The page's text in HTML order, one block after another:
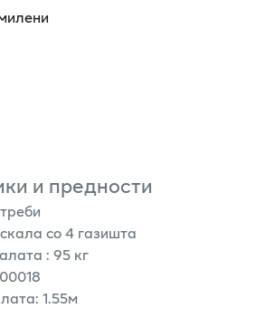
и предности
со 4 газишта
: 95 кг
1.55м